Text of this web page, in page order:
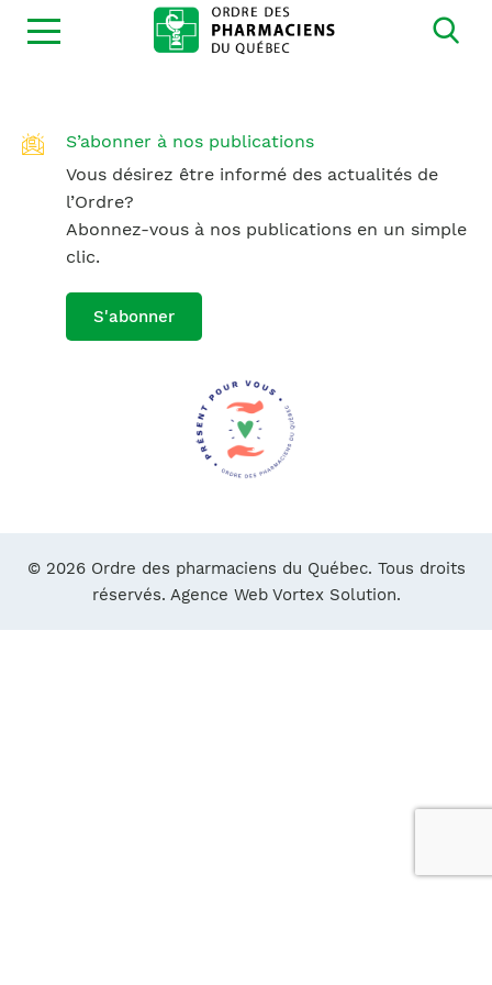
Ouvrir
la
S’abonner à nos publications
Vous désirez être informé des actualités de
l’Ordre?
Abonnez-vous à nos publications en un simple
clic.
S'abonner
© 2026 Ordre des pharmaciens du Québec. Tous droits
réservés. Agence Web Vortex Solution.